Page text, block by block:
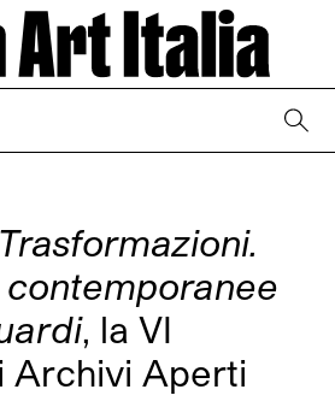
, la VI
Archivi Aperti